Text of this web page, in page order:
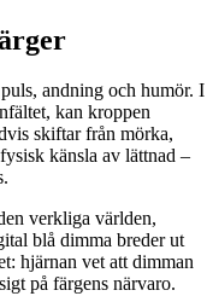
andning och humör. I
kan kroppen
skiftar från mörka,
känsla av lättnad –
verkliga världen,
blå dimma breder ut
hjärnan vet att dimman
på färgens närvaro.